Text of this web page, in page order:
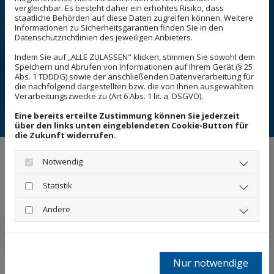
Leistung?
Dann sprechen Sie uns gerne an und wir werden
sehen, ob wir diese für Sie erbringen können!
Wie arbeiten wir?
Projekte realisieren wir zusammen mit unseren
zuverlässigen Partnern, die allesamt über viel
Erfahrung in der Baubranche verfügen. Wir
arbeiten unter anderem mit Fachingenieuren,
Architekten und Handwerkern aus der Region
vergleichbar. Es besteht daher ein erhöhtes Risiko, dass
staatliche Behörden auf diese Daten zugreifen können. Weitere
Informationen zu Sicherheitsgarantien finden Sie in den
Datenschutzrichtlinien des jeweiligen Anbieters.
Indem Sie auf „ALLE ZULASSEN" klicken, stimmen Sie sowohl dem
Speichern und Abrufen von Informationen auf Ihrem Gerät (§ 25
Abs. 1 TDDDG) sowie der anschließenden Datenverarbeitung für
die nachfolgend dargestellten bzw. die von Ihnen ausgewählten
Verarbeitungszwecke zu (Art 6 Abs. 1 lit. a. DSGVO).
Eine bereits erteilte Zustimmung können Sie jederzeit
über den links unten eingeblendeten Cookie-Button für
die Zukunft widerrufen.
Notwendig
Statistik
Andere
Nur notwendige